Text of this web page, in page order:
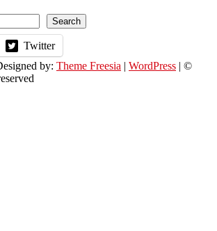
Search
Twitter
by: Theme Freesia | WordPress | ©